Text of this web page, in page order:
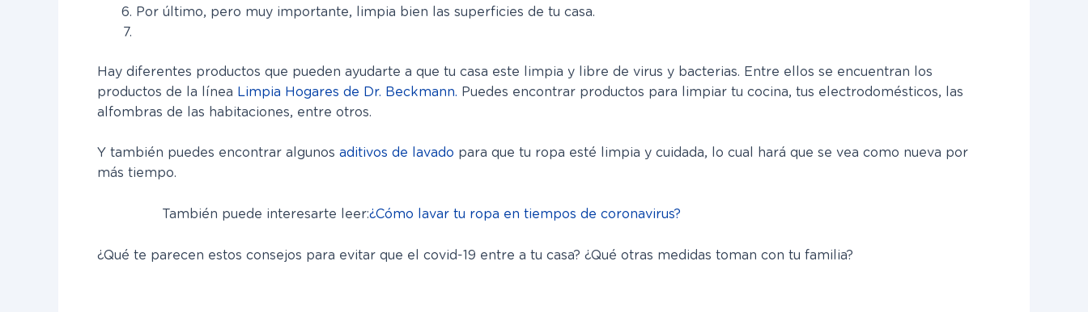
Por último, pero muy importante, limpia bien las superficies de tu casa.
Hay diferentes productos que pueden ayudarte a que tu casa este limpia y libre de virus y bacterias. Entre ellos se encuentran los
productos de la línea Limpia Hogares de Dr. Beckmann. Puedes encontrar productos para limpiar tu cocina, tus electrodomésticos, las
alfombras de las habitaciones, entre otros.
Y también puedes encontrar algunos aditivos de lavado para que tu ropa esté limpia y cuidada, lo cual hará que se vea como nueva por
más tiempo.
También puede interesarte leer:¿Cómo lavar tu ropa en tiempos de coronavirus?
¿Qué te parecen estos consejos para evitar que el covid-19 entre a tu casa? ¿Qué otras medidas toman con tu familia?